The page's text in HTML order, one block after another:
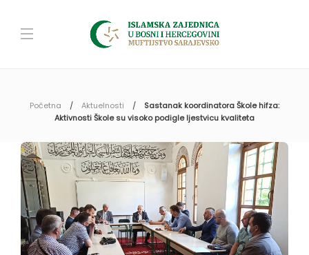
Početna Aktuelnosti
Sastanak koordinatora Škole hifza:
Aktivnosti Škole su visoko podigle ljestvicu kvaliteta